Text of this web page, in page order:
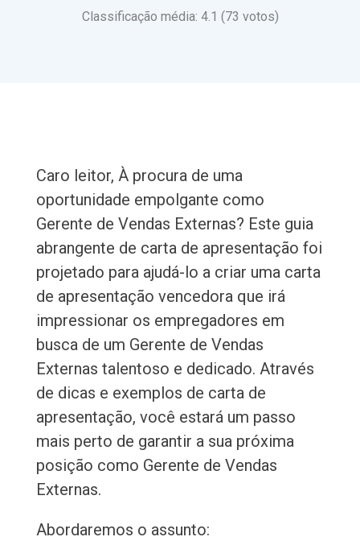
Classificação média: 4.1 (73 votos)
Caro leitor, À procura de uma
oportunidade empolgante como
Gerente de Vendas Externas? Este guia
abrangente de carta de apresentação foi
projetado para ajudá-lo a criar uma carta
de apresentação vencedora que irá
impressionar os empregadores em
busca de um Gerente de Vendas
Externas talentoso e dedicado. Através
de dicas e exemplos de carta de
apresentação, você estará um passo
mais perto de garantir a sua próxima
posição como Gerente de Vendas
Externas.
Abordaremos o assunto: